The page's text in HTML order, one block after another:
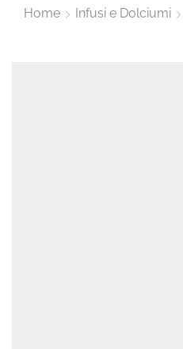
Home Infusi e Dolciumi